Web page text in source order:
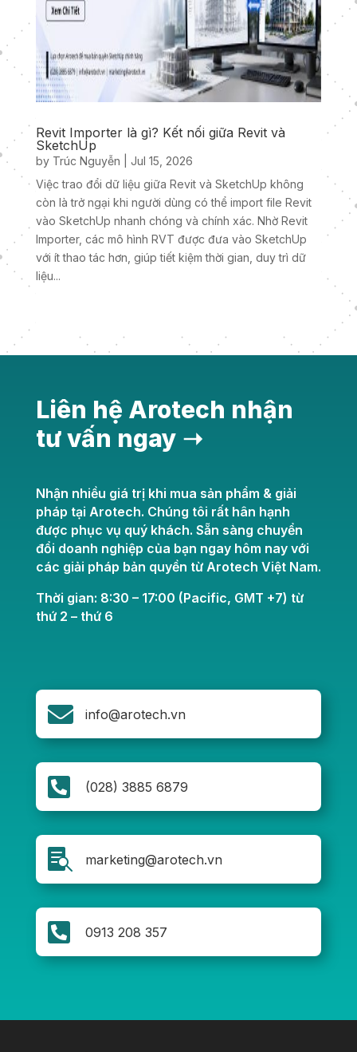
Revit Importer là gì? Kết nối giữa Revit và
SketchUp
by Trúc Nguyễn
Jul 15, 2026
Việc trao đổi dữ liệu giữa Revit và SketchUp không
còn là trở ngại khi người dùng có thể import file Revit
vào SketchUp nhanh chóng và chính xác. Nhờ Revit
Importer, các mô hình RVT được đưa vào SketchUp
với ít thao tác hơn, giúp tiết kiệm thời gian, duy trì dữ
liệu...
Liên hệ Arotech nhận
tư vấn ngay ➝
Nhận nhiều giá trị khi mua sản phẩm & giải
pháp tại Arotech. Chúng tôi rất hân hạnh
được phục vụ quý khách. Sẵn sàng chuyển
đổi doanh nghiệp của bạn ngay hôm nay với
các giải pháp bản quyền từ Arotech Việt Nam.
Thời gian: 8:30 – 17:00 (Pacific, GMT +7) từ
thứ 2 – thứ 6
 info@arotech.vn
 (028) 3885 6879
 marketing@arotech.vn
 0913 208 357